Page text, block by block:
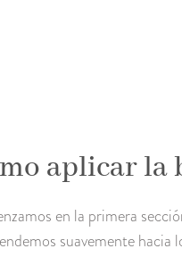
aplicar la
en la primera
suavemente hacia